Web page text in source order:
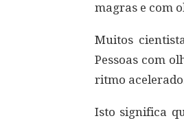
magras e com
Muitos
Pessoas com
ritmo
Isto significa